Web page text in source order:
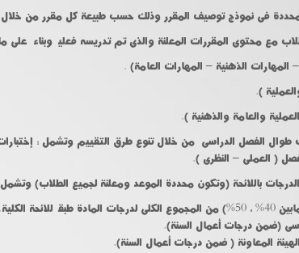
فى نموذج توصيف المقرر وذلك حسب طبيعة كل مقرر من خلال
مع محتوى المقررات المعلنة والذى تم تدريسه فعلياً وبناءاً
المهارات الذهنية – المهارات العامة) .
).
والعامة والذهنية ).
الفصل الدراسى من خلال تنوع طرق التقييم وتشمل :
( العملى – النظرى ).
باللائحة (وتكون محددة الموعد ومعلنة لجميع الطلاب)
الكلية.
(ضمن درجات أعمال السنة).
المعاونة ( ضمن درجات أعمال السنة).